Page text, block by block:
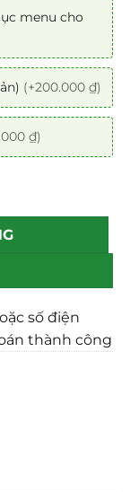
menu cho
(+200.000 ₫)
₫)
SEO số lượng
số điện
thành công